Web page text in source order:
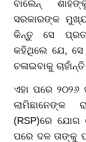
ବାଲେନ୍
ସରକାରଙ୍କ ମୁଖ୍ୟ
କିନ୍ତୁ ସେ
କହିଥିଲେ ଯେ, ସେ
ଚଳାଇବାକୁ
ଏହା ପରେ ୨୦୨୬
ଲାମିଛାନେଙ୍କ
(RSP)ରେ
ପରେ ଦଳ ତାଙ୍କୁ